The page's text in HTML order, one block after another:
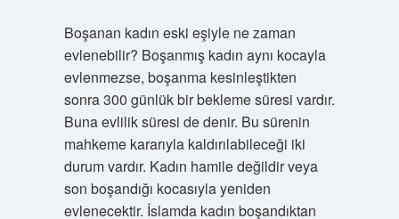
Boşanan kadın eski eşiyle ne zaman
evlenebilir? Boşanmış kadın aynı kocayla
evlenmezse, boşanma kesinleştikten
sonra 300 günlük bir bekleme süresi vardır.
Buna evlilik süresi de denir. Bu sürenin
mahkeme kararıyla kaldırılabileceği iki
durum vardır. Kadın hamile değildir veya
son boşandığı kocasıyla yeniden
evlenecektir. İslamda kadın boşandıktan